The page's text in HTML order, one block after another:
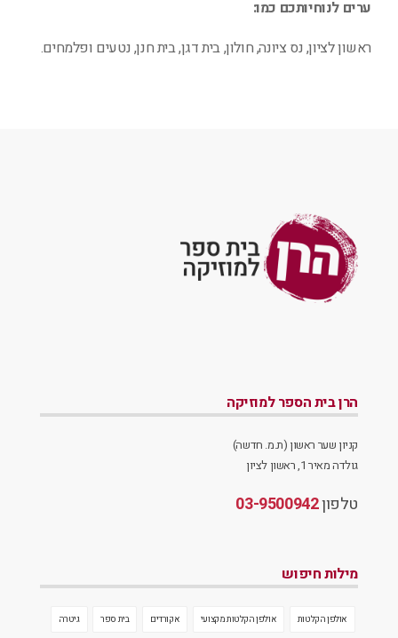
ערים לנוחיותכם כמו:
ראשון לציון, נס ציונה, חולון, בית דגן, בית חנן, נטעים ופלמחים.
הרן בית הספר למוזיקה
קניון שער ראשון (ת.מ. חדשה)
גולדה מאיר 1, ראשון לציון
טלפון03-9500942
מילות חיפוש
אולפן הקלטות אולפן הקלטות מקצועי אקורדים בית ספר גיטרה